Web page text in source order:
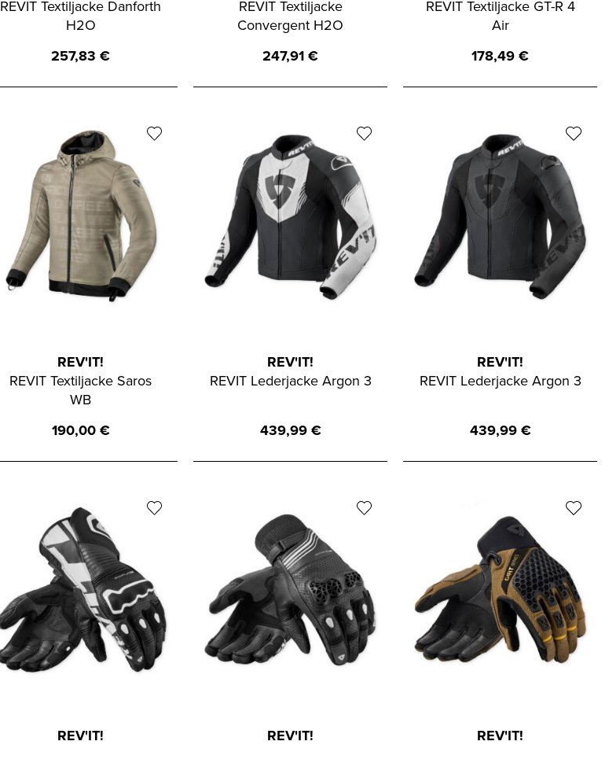
REVIT Textiljacke Danforth
H2O
257,83€
REVIT Textiljacke
Convergent H2O
247,91€
REVIT Textiljacke GT-R 4
Air
178,49€
REV'IT!
REVIT Textiljacke Saros
WB
190,00€
REV'IT!
REVIT Lederjacke Argon 3
439,99€
REV'IT!
REVIT Lederjacke Argon 3
439,99€
REV'IT! REV'IT! REV'IT!